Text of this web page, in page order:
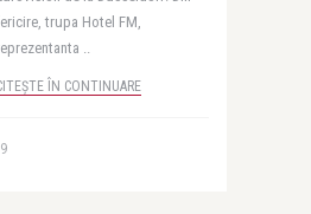
trupa Hotel FM,
..
ÎN CONTINUARE